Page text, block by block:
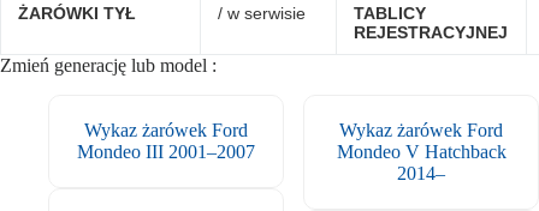
ŻARÓWKI TYŁ
/ w serwisie
TABLICY
REJESTRACYJNEJ
Zmień generację lub model :
Wykaz żarówek Ford
Mondeo III 2001–2007
Wykaz żarówek Ford
Mondeo V Hatchback
2014–